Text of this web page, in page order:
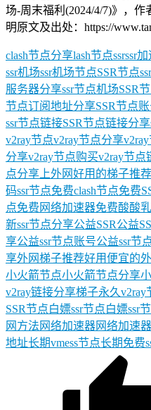
场-周末福利(2024/4/7)》，
明原文及出处：https://
clash节点分享lash节点ssrssr
ssr机场ssr机场节点SSR节点
服务器分享ssr节点机场SSR
节点订阅地址分享SSR节点
ssr节点链接SSR节点链接分享
v2ray节点v2ray节点分享
分享v2ray节点购买v2ray节点
点分享 上外网好用的梯子推荐
码ssr节点免费clash节点免费
点免费网络加速器免费酸酸
新ssr节点分享公益SSR公益
享公益ssr节点账号公益ssr节
享外网梯子推荐好用便宜的
小火箭节点小火箭节点分享
v2ray链接分享梯子永久v2ray
SSR节点白嫖ssr节点白嫖ssr
网方法 网络加速器网络加速
地址长期vmess节点长期免费